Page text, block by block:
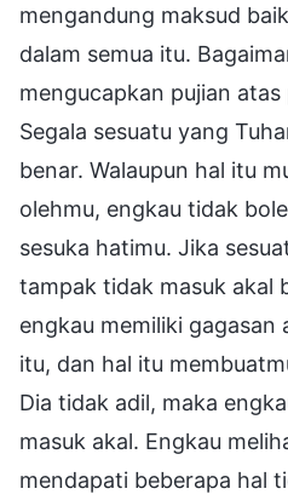
mengandung maksud
dalam semua itu.
mengucapkan pujian
Segala sesuatu yang
benar. Walaupun hal itu
olehmu, engkau tidak
sesuka hatimu. Jika
tampak tidak masuk akal
engkau memiliki gagasan
itu, dan hal itu
Dia tidak adil, maka
masuk akal. Engkau
mendapati beberapa hal